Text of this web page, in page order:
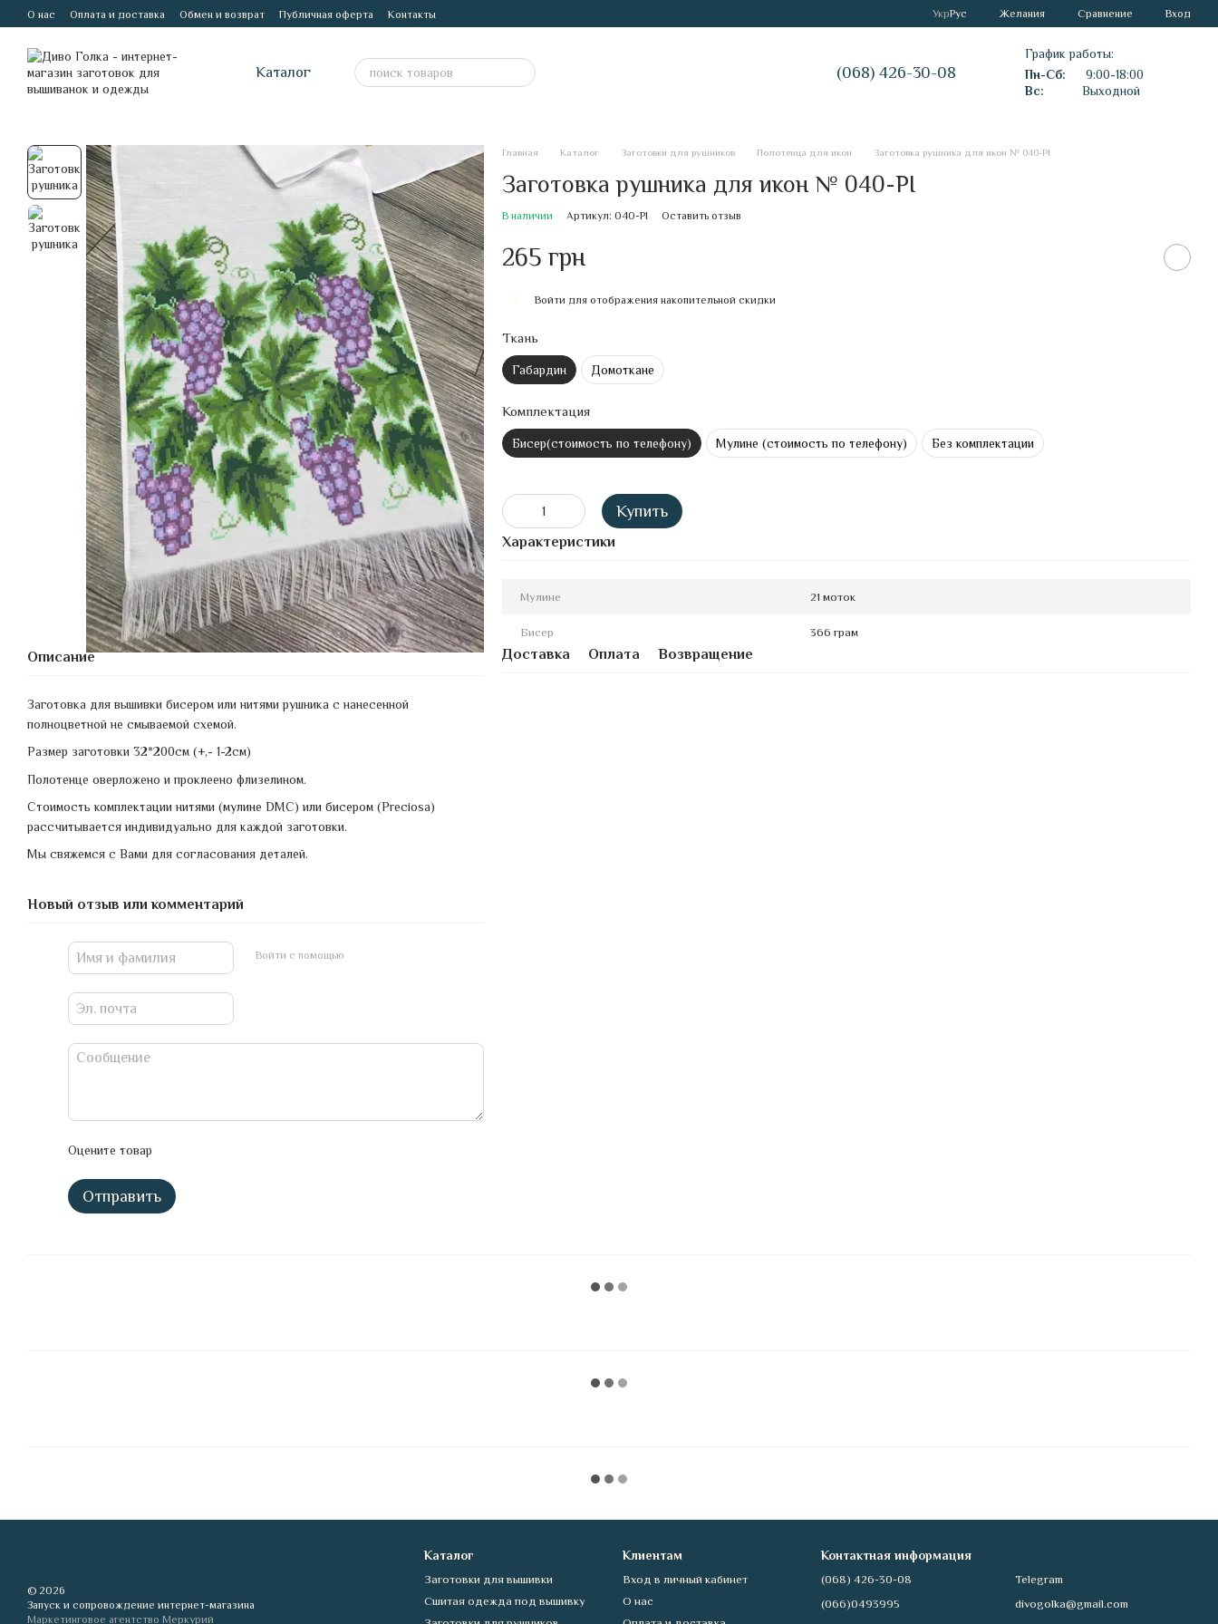
Перейти к основному контенту
О нас Оплата и доставка Обмен и возврат Публичная оферта Контакты УкрРус Желания Сравнение Вход
Каталог (068) 426-30-08
График работы:
Пн-Сб:
9:00-18:00
Вс:
Выходной
Описание
Заготовка для вышивки бисером или нитями рушника с нанесенной
полноцветной не смываемой схемой.
Размер заготовки 32*200см (+,- 1-2см)
Полотенце оверложено и проклеено флизелином.
Стоимость комплектации нитями (мулине DMC) или бисером (Preciosa)
рассчитывается индивидуально для каждой заготовки.
Мы свяжемся с Вами для согласования деталей.
Новый отзыв или комментарий
Войти с помощью
Оцените товар
Отправить
Главная Каталог Заготовки для рушников Полотенца для икон Заготовка рушника для икон № 040-РІ
Заготовка рушника для икон № 040-РІ
В наличии Артикул: 040-РІ Оставить отзыв
265 грн
Войти для отображения накопительной скидки
Ткань
Габардин Домоткане
Комплектация
Бисер(стоимость по телефону) Мулине (стоимость по телефону) Без комплектации
Купить
Характеристики
Мулине 21 моток
Бисер 366 грам
Доставка Оплата Возвращение
© 2026
Запуск и сопровождение интернет-магазина
Маркетинговое агентство Меркурий
Каталог
Заготовки для вышивки
Сшитая одежда под вышивку
Клиентам
Вход в личный кабинет
О нас
Контактная информация
(068) 426-30-08
(066)0493995
Telegram
divogolka@gmail.com